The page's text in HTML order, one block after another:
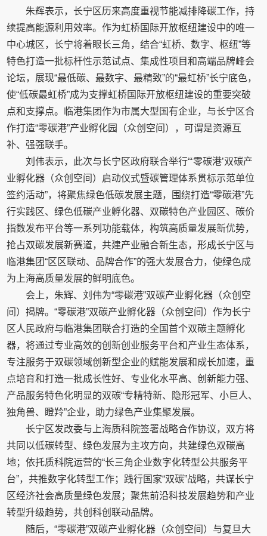
朱辉表示，长宁区历来高度重视节能减排降碳工作，持
续提高能源利用效率。作为虹桥国际开放枢纽建设中的唯一
中心城区，长宁将着眼长三角，结合“虹桥、数字、枢纽”等
特色打造一批标杆性示范试点、集成性项目和高端品牌峰会
论坛，展现“最低碳、最数字、最精致”的“最虹桥”长宁底色，
使“低碳最虹桥”成为支撑虹桥国际开放枢纽建设的重要突破
点和支撑点。临港集团作为市属大型国有企业，与长宁区合
作打造“零碳港”产业孵化园（众创空间），可谓是资源互
补、强强联手。
刘伟表示，此次与长宁区政府联合举行“‘零碳港’双碳产
业孵化器（众创空间）启动仪式暨碳管理体系贯标示范单位
签约活动”，将聚焦绿色低碳发展主题，围绕打造“零碳港”先
行实践区、绿色低碳产业孵化器、双碳特色产业园区、碳价
指数发布平台等一系列功能载体，构筑高质量发展新优势，
抢占双碳发展新赛道，共建产业融合新生态，形成长宁区与
临港集团“区区联动、品牌合作”的强大发展合力，使绿色成
为上海高质量发展的鲜明底色。
会上，朱辉、刘伟为“零碳港”双碳产业孵化器（众创空
间）揭牌。“零碳港”双碳产业孵化器（众创空间）作为长宁
区人民政府与临港集团联合打造的全国首个双碳主题孵化
器，将通过专业高效的创新创业服务平台和产业生态体系，
专注服务于双碳领域创新型企业的赋能发展和成长加速，重
点培育和打造一批成长性好、专业化水平高、创新能力强、
产品服务特色化明显的双碳“专精特新、隐形冠军、小巨人、
独角兽、瞪羚”企业，助力绿色产业集聚发展。
长宁区发改委与上海质科院签署战略合作协议，双方将
共同以低碳转型、绿色发展为主攻方向，共建绿色双碳高
地；依托质科院运营的“长三角企业数字化转型公共服务平
台”，共推数字化转型工作；践行国家“双碳”战略，共谋长宁
区经济社会高质量绿色发展；聚焦前沿科技发展趋势和产业
转型升级趋势，共创科创联动品牌。
随后，“零碳港”双碳产业孵化器（众创空间）与复旦大